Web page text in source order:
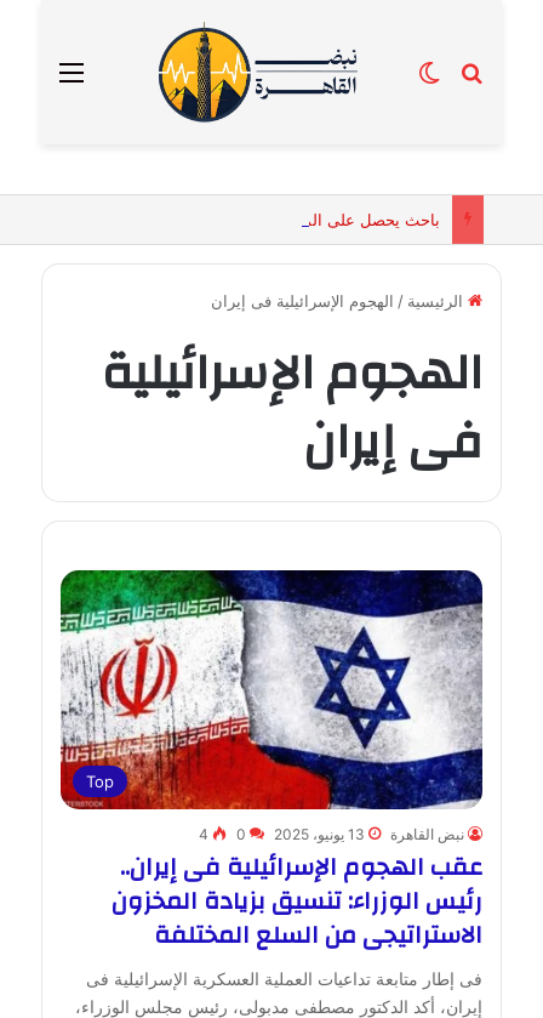
القائمة بحث عنالوضع المظلم
الرئيسية / الهجوم الإسرائيلية فى إيران
الهجوم الإسرائيلية
فى إيران
Top
نبض القاهرة 13 يونيو، 2025 0
4
عقب الهجوم الإسرائيلية فى إيران..
رئيس الوزراء: تنسيق بزيادة المخزون
الاستراتيجى من السلع المختلفة
فى إطار متابعة تداعيات العملية العسكرية الإسرائيلية فى
إيران، أكد الدكتور مصطفى مدبولى، رئيس مجلس الوزراء،